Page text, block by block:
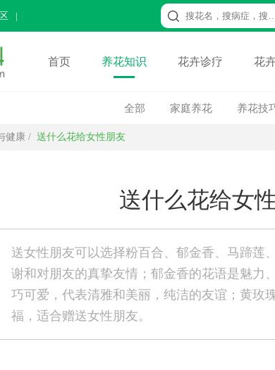
首页 养花知识 花卉诊疗 花
全部 家庭养花 养花技
健康 / 送什么花给女性朋友
送什么花给女
送女性朋友可以选择粉百合、郁金香、马蹄莲
谢和对朋友的真挚友情；郁金香的花语是魅力
巧可爱，代表清雅和美丽，纯洁的友谊；黄玫
福，适合赠送女性朋友。